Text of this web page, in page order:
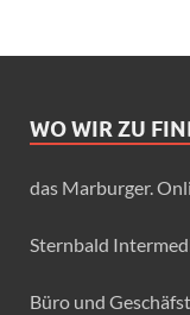
WO WIR ZU
das Marburger.
Sternbald
Büro und